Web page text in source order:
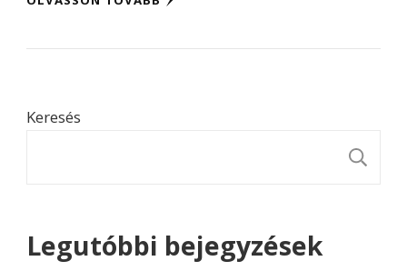
Keresés
Legutóbbi bejegyzések